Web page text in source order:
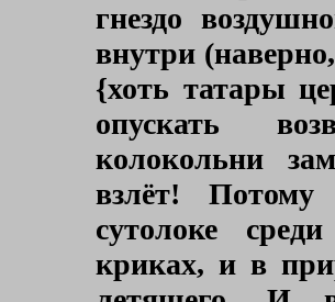
гнездо
внутри
{хоть татары
опускать
колокольни
взлёт!
сутолоке
криках, и в